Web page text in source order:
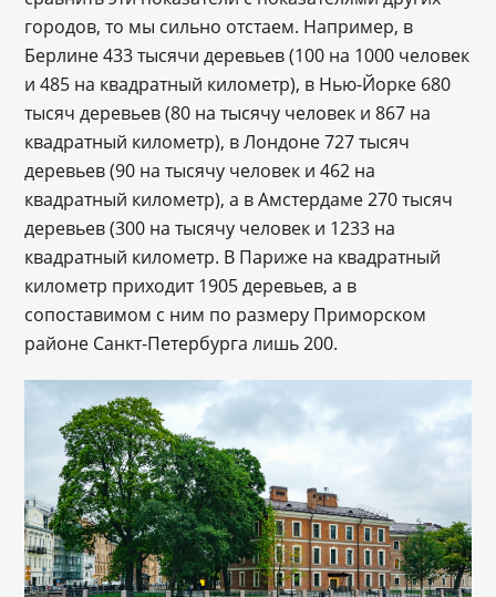
городов, то мы сильно отстаем. Например, в
Берлине 433 тысячи деревьев (100 на 1000 человек
и 485 на квадратный километр), в Нью-Йорке 680
тысяч деревьев (80 на тысячу человек и 867 на
квадратный километр), в Лондоне 727 тысяч
деревьев (90 на тысячу человек и 462 на
квадратный километр), а в Амстердаме 270 тысяч
деревьев (300 на тысячу человек и 1233 на
квадратный километр. В Париже на квадратный
километр приходит 1905 деревьев, а в
сопоставимом с ним по размеру Приморском
районе Санкт-Петербурга лишь 200.